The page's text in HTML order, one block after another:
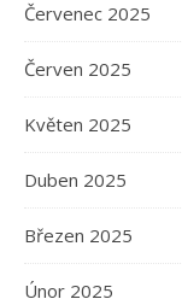
Červenec 2025
Červen 2025
Květen 2025
Duben 2025
Březen 2025
Únor 2025